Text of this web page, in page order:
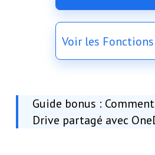
Voir les
Guide bonus :
Drive partagé avec